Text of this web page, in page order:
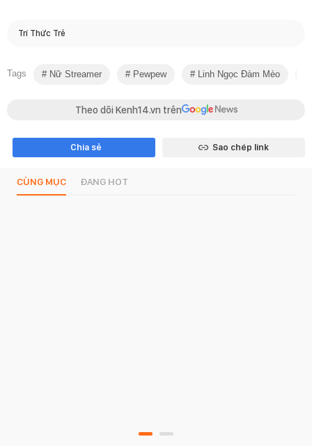
Trí Thức Trẻ
Tags Nữ Streamer Pewpew Linh Ngọc Đàm Mèo
Theo dõi Kenh14.vn trên
Chia sẻ Sao chép link
CÙNG MỤC ĐANG HOT